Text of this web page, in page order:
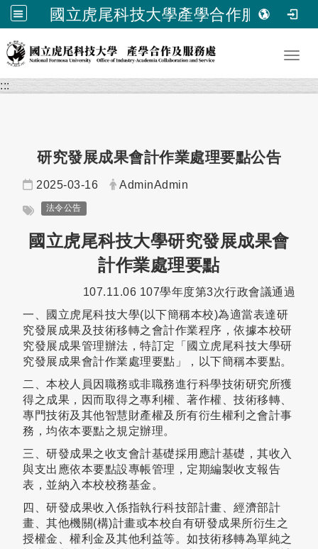
國立虎尾科技大學產學合作服務處
跳到主要內容
:::
研究發展成果會計作業處理要點公告
日期：
2025-03-16 發布者：
AdminAdmin
標籤：
法令公告
國立虎尾科技大學研究發展成果會
計作業處理要點
107.11.06 107學年度第3次行政會議通過
一、國立虎尾科技大學(以下簡稱本校)為適當表達研
究發展成果及技術移轉之會計作業程序，依據本校研
究發展成果管理辦法，特訂定「國立虎尾科技大學研
究發展成果會計作業處理要點」，以下簡稱本要點。
二、本校人員因職務或非職務進行科學技術研究所獲
得之成果，因而取得之專利權、著作權、技術移轉、
專門技術及其他智慧財產權及所有衍生權利之會計事
務，均依本要點之規定辦理。
三、研發成果之收支會計基礎採用應計基礎，其收入
與支出應依本要點設專帳管理，定期編製收支報告
表，並納入本校校務基金。
四、研發成果收入係指執行科技部計畫、經濟部計
畫、其他機關(構)計畫或本校自有研發成果所衍生之
授權金、權利金及其他利益等。如技術移轉為單純之